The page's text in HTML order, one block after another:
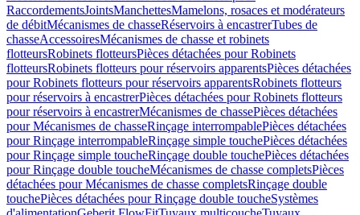
RaccordementsJointsManchettesMamelons, rosaces et modérateurs
de débitMécanismes de chasseRéservoirs à encastrerTubes de
chasseAccessoiresMécanismes de chasse et robinets
flotteursRobinets flotteursPièces détachées pour Robinets
flotteursRobinets flotteurs pour réservoirs apparentsPièces détachées
pour Robinets flotteurs pour réservoirs apparentsRobinets flotteurs
pour réservoirs à encastrerPièces détachées pour Robinets flotteurs
pour réservoirs à encastrerMécanismes de chassePièces détachées
pour Mécanismes de chasseRinçage interrompablePièces détachées
pour Rinçage interrompableRinçage simple touchePièces détachées
pour Rinçage simple toucheRinçage double touchePièces détachées
pour Rinçage double toucheMécanismes de chasse completsPièces
détachées pour Mécanismes de chasse completsRinçage double
touchePièces détachées pour Rinçage double toucheSystèmes